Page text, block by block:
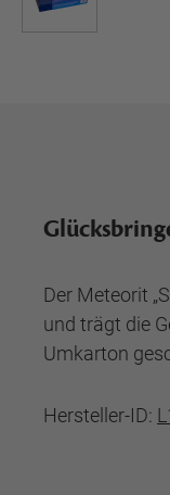
Der Meteorit
und trägt die
Umkarton
Hersteller-ID: